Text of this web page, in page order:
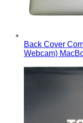
Back Cover
Webcam)